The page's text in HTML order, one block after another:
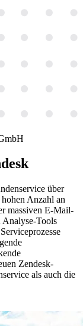
über
Anzahl an
massiven E-Mail-
Analyse-Tools
Zendesk-
als auch die